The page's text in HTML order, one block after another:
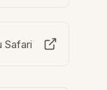
Safari